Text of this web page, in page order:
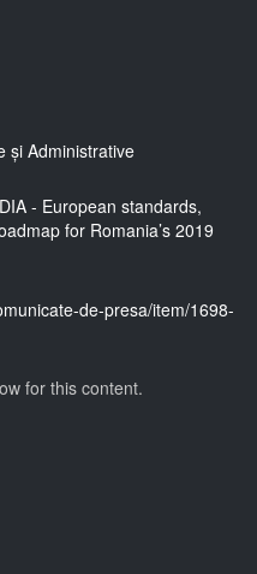
și Administrative
- European standards,
for Romania’s 2019
de-presa/item/1698-
for this content.